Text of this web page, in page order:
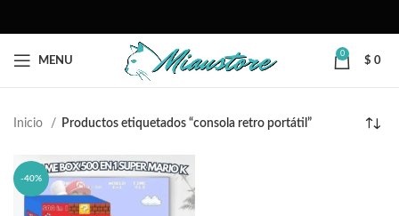
MENU
0
$ 0
Inicio Productos etiquetados “consola retro portátil”
-40%